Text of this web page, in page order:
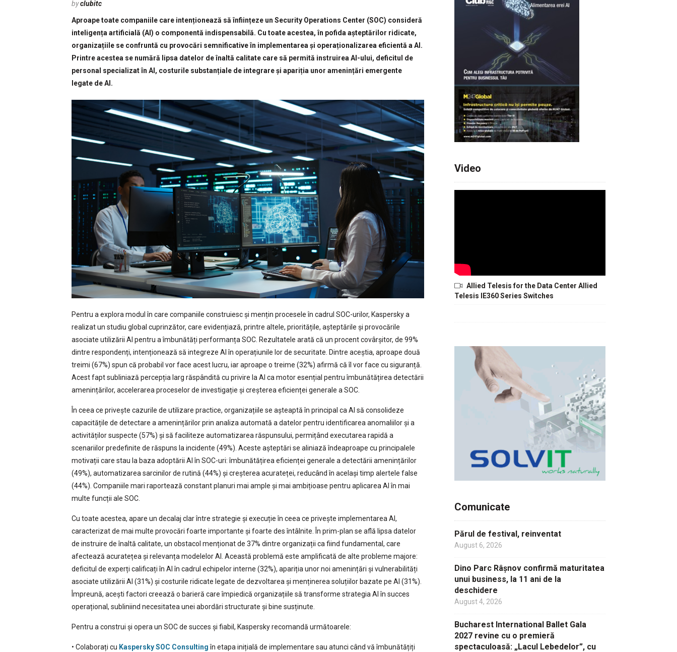
byclubitc
Aproape toate companiile care intenționează să înființeze un Security Operations Center (SOC) consideră
inteligența artificială (AI) o componentă indispensabilă. Cu toate acestea, în pofida așteptărilor ridicate,
organizațiile se confruntă cu provocări semnificative în implementarea și operaționalizarea eficientă a AI.
Printre acestea se numără lipsa datelor de înaltă calitate care să permită instruirea AI-ului, deficitul de
personal specializat în AI, costurile substanțiale de integrare și apariția unor amenințări emergente
legate de AI.
Pentru a explora modul în care companiile construiesc și mențin procesele în cadrul SOC-urilor, Kaspersky a
realizat un studiu global cuprinzător, care evidențiază, printre altele, prioritățile, așteptările și provocările
asociate utilizării AI pentru a îmbunătăți performanța SOC. Rezultatele arată că un procent covârșitor, de 99%
dintre respondenți, intenționează să integreze AI în operațiunile lor de securitate. Dintre aceștia, aproape două
treimi (67%) spun că probabil vor face acest lucru, iar aproape o treime (32%) afirmă că îl vor face cu siguranță.
Acest fapt subliniază percepția larg răspândită cu privire la AI ca motor esențial pentru îmbunătățirea detectării
amenințărilor, accelerarea proceselor de investigație și creșterea eficienței generale a SOC.
În ceea ce privește cazurile de utilizare practice, organizațiile se așteaptă în principal ca AI să consolideze
capacitățile de detectare a amenințărilor prin analiza automată a datelor pentru identificarea anomaliilor și a
activităților suspecte (57%) și să faciliteze automatizarea răspunsului, permițând executarea rapidă a
scenariilor predefinite de răspuns la incidente (49%). Aceste așteptări se aliniază îndeaproape cu principalele
motivații care stau la baza adoptării AI în SOC-uri: îmbunătățirea eficienței generale a detectării amenințărilor
(49%), automatizarea sarcinilor de rutină (44%) și creșterea acurateței, reducând în același timp alertele false
(44%). Companiile mari raportează constant planuri mai ample și mai ambițioase pentru aplicarea AI în mai
multe funcții ale SOC.
Cu toate acestea, apare un decalaj clar între strategie și execuție în ceea ce privește implementarea AI,
caracterizat de mai multe provocări foarte importante și foarte des întâlnite. În prim-plan se află lipsa datelor
de instruire de înaltă calitate, un obstacol menționat de 37% dintre organizații ca fiind fundamental, care
afectează acuratețea și relevanța modelelor AI. Această problemă este amplificată de alte probleme majore:
deficitul de experți calificați în AI în cadrul echipelor interne (32%), apariția unor noi amenințări și vulnerabilități
asociate utilizării AI (31%) și costurile ridicate legate de dezvoltarea și menținerea soluțiilor bazate pe AI (31%).
Împreună, acești factori creează o barieră care împiedică organizațiile să transforme strategia AI în succes
operațional, subliniind necesitatea unei abordări structurate și bine susținute.
Pentru a construi și opera un SOC de succes și fiabil, Kaspersky recomandă următoarele:
• Colaborați cu Kaspersky SOC Consultingîn etapa inițială de implementare sau atunci când vă îmbunătățiți
Video
Allied Telesis for the Data Center Allied
Telesis IE360 Series Switches
Comunicate
Părul de festival, reinventat
August 6, 2026
Dino Parc Râșnov confirmă maturitatea
unui business, la 11 ani de la
deschidere
August 4, 2026
Bucharest International Ballet Gala
2027 revine cu o premieră
spectaculoasă: „Lacul Lebedelor”, cu